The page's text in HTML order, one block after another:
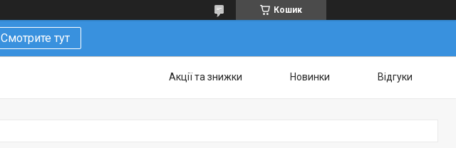
Кошик
Смотрите тут
Акції та знижки Новинки Відгуки